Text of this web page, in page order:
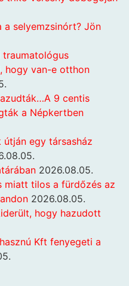
a selyemzsinórt? Jön
traumatológus
hogy van-e otthon
9 centis
a Népkertben
egy társasház
2026.08.05.
tilos a fürdőzés az
2026.08.05.
hogy hazudott
Kft fenyegeti a